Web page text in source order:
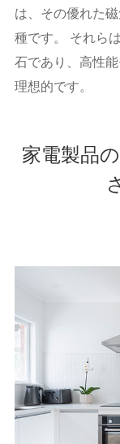
は、その優れた
種です。 それら
石であり、高性
理想的です。
家電製品